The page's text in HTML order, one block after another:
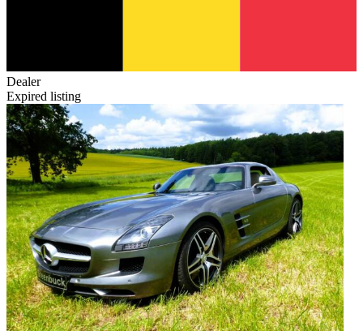
Dealer
Expired listing